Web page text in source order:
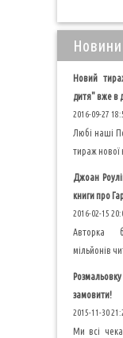
Новини
Новий
дитя" вже в
2016-09-27
Любі наші
тираж нової
Джоан
книги про
2016-02-15
Авторка
мільйонів
замовити!
2015-11-30
Ми всі